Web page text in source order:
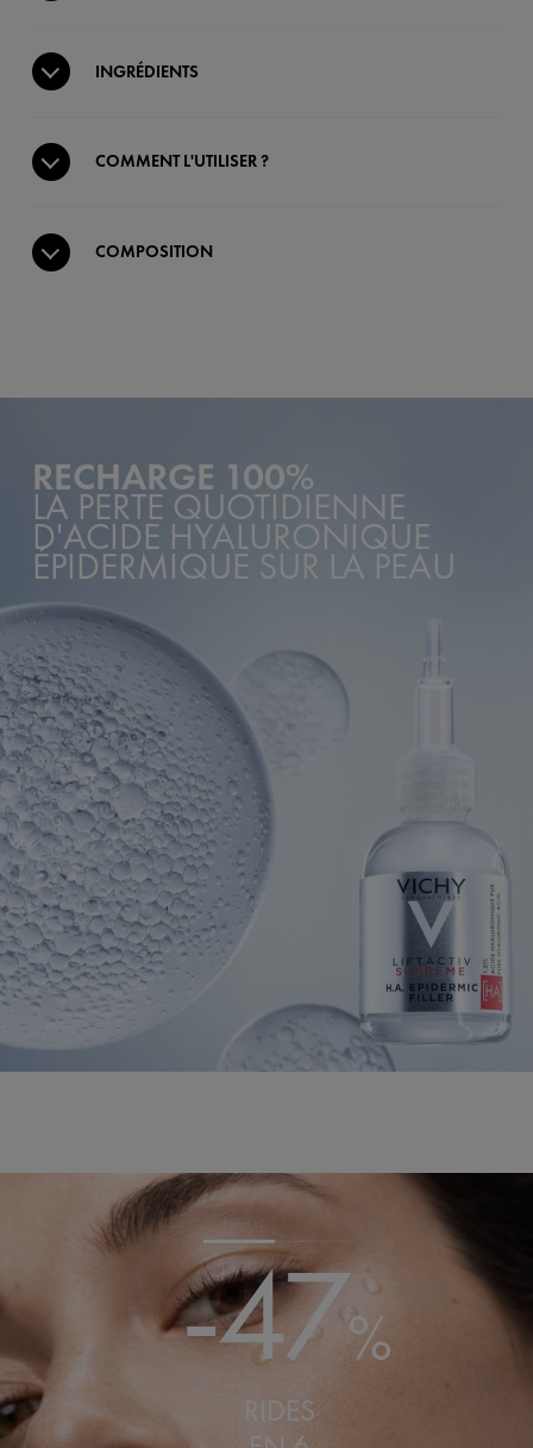
INGRÉDIENTS
COMMENT L'UTILISER ?
COMPOSITION
RECHARGE 100%
LA PERTE QUOTIDIENNE
D'ACIDE HYALURONIQUE
ÉPIDERMIQUE SUR LA PEAU
-47%
RIDES